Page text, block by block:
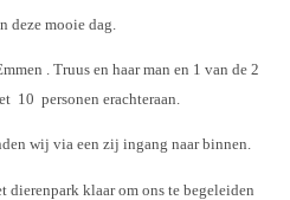
deze mooie dag.
. Truus en haar man en 1 van de 2
10 personen erachteraan.
wij via een zij ingang naar binnen.
dierenpark klaar om ons te begeleiden